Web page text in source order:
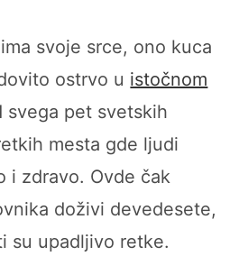
svoje srce, ono kuca
ostrvo u istočnom
svega pet svetskih
mesta gde ljudi
i zdravo. Ovde čak
doživi devedesete,
su upadljivo retke.